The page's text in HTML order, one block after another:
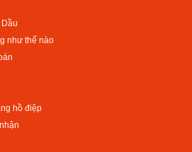
như thế nào
hồ điệp